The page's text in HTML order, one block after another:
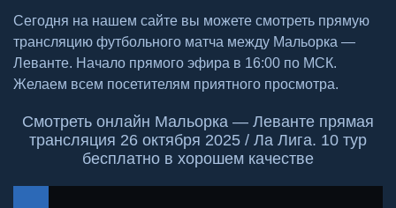
Сегодня на нашем сайте вы можете смотреть прямую
трансляцию футбольного матча между Мальорка —
Леванте. Начало прямого эфира в 16:00 по МСК.
Желаем всем посетителям приятного просмотра.
Смотреть онлайн Мальорка — Леванте прямая
трансляция 26 октября 2025 / Ла Лига. 10 тур
бесплатно в хорошем качестве